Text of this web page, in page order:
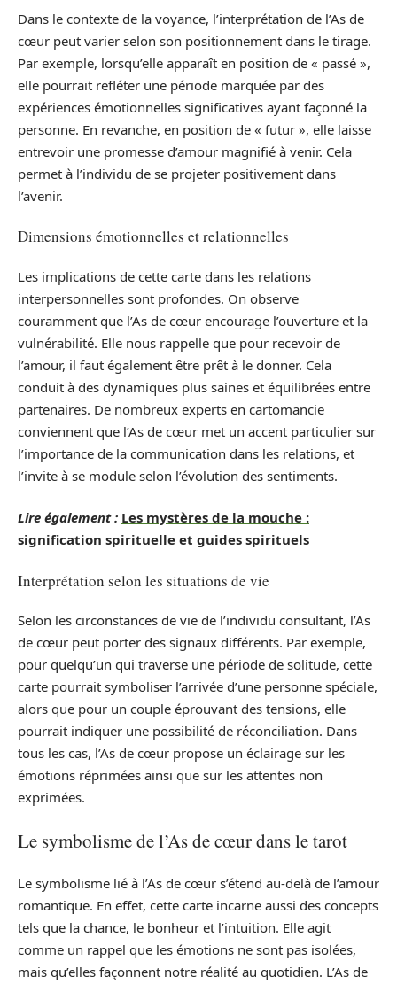
Dans le contexte de la voyance, l’interprétation de l’As de
cœur peut varier selon son positionnement dans le tirage.
Par exemple, lorsqu’elle apparaît en position de « passé »,
elle pourrait refléter une période marquée par des
expériences émotionnelles significatives ayant façonné la
personne. En revanche, en position de « futur », elle laisse
entrevoir une promesse d’amour magnifié à venir. Cela
permet à l’individu de se projeter positivement dans
l’avenir.
Dimensions émotionnelles et relationnelles
Les implications de cette carte dans les relations
interpersonnelles sont profondes. On observe
couramment que l’As de cœur encourage l’ouverture et la
vulnérabilité. Elle nous rappelle que pour recevoir de
l’amour, il faut également être prêt à le donner. Cela
conduit à des dynamiques plus saines et équilibrées entre
partenaires. De nombreux experts en cartomancie
conviennent que l’As de cœur met un accent particulier sur
l’importance de la communication dans les relations, et
l’invite à se module selon l’évolution des sentiments.
Lire également : Les mystères de la mouche :
signification spirituelle et guides spirituels
Interprétation selon les situations de vie
Selon les circonstances de vie de l’individu consultant, l’As
de cœur peut porter des signaux différents. Par exemple,
pour quelqu’un qui traverse une période de solitude, cette
carte pourrait symboliser l’arrivée d’une personne spéciale,
alors que pour un couple éprouvant des tensions, elle
pourrait indiquer une possibilité de réconciliation. Dans
tous les cas, l’As de cœur propose un éclairage sur les
émotions réprimées ainsi que sur les attentes non
exprimées.
Le symbolisme de l’As de cœur dans le tarot
Le symbolisme lié à l’As de cœur s’étend au-delà de l’amour
romantique. En effet, cette carte incarne aussi des concepts
tels que la chance, le bonheur et l’intuition. Elle agit
comme un rappel que les émotions ne sont pas isolées,
mais qu’elles façonnent notre réalité au quotidien. L’As de